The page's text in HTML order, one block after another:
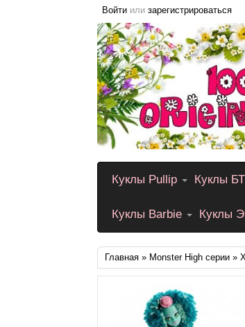
Войти или зарегистрироваться
Куклы Pullip Куклы
Куклы Barbie Куклы
Главная » Monster High серии »